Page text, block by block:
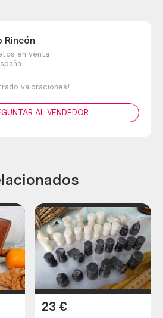
Rincón
en venta
valoraciones!
AL VENDEDOR
23 €